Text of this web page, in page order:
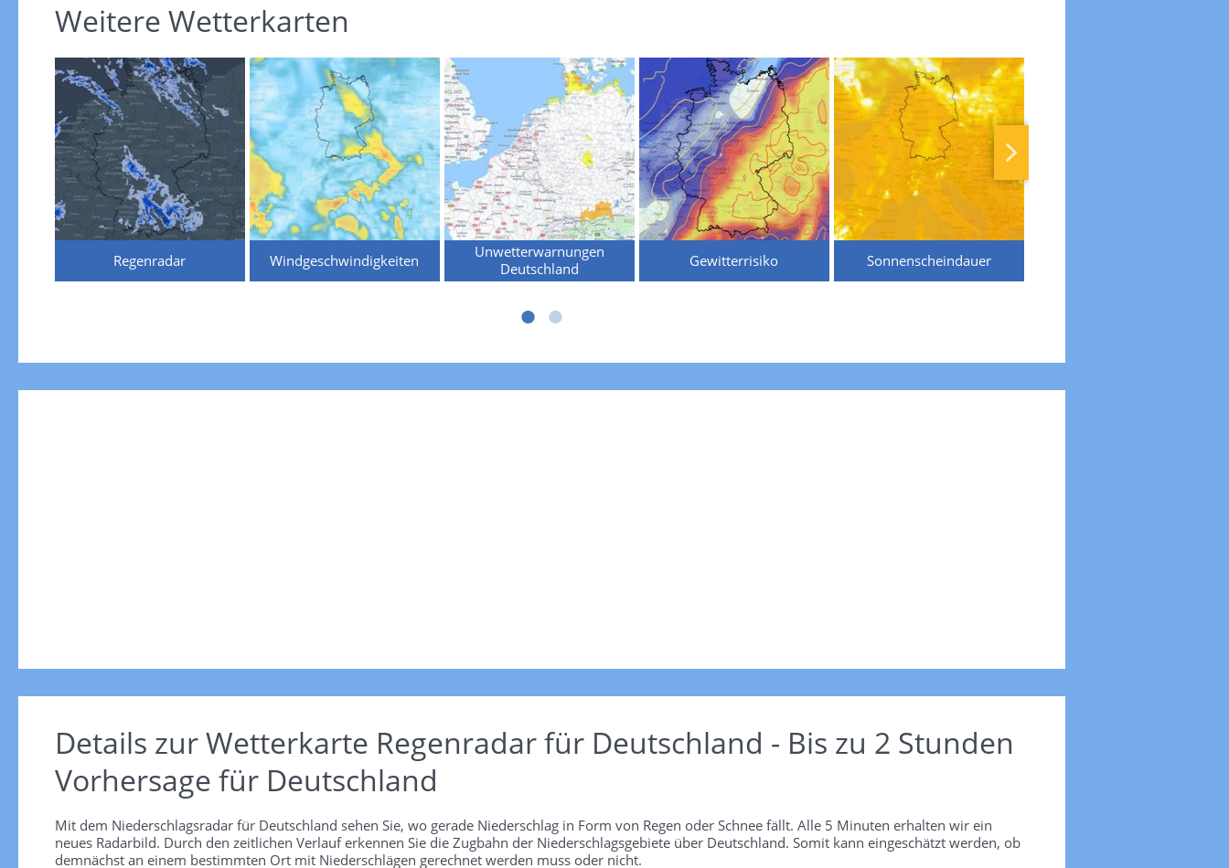
Weitere Wetterkarten
Regenradar Windgeschwindigkeiten
Unwetterwarnungen
Deutschland
Gewitterrisiko Sonnenscheindauer
Details zur Wetterkarte Regenradar für Deutschland - Bis zu 2 Stunden
Vorhersage für Deutschland
Mit dem Niederschlagsradar für Deutschland sehen Sie, wo gerade Niederschlag in Form von Regen oder Schnee fällt. Alle 5 Minuten erhalten wir ein
neues Radarbild. Durch den zeitlichen Verlauf erkennen Sie die Zugbahn der Niederschlagsgebiete über Deutschland. Somit kann eingeschätzt werden, ob
demnächst an einem bestimmten Ort mit Niederschlägen gerechnet werden muss oder nicht.